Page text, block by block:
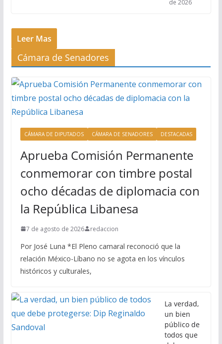
de 2026
Leer Mas
Cámara de Senadores
CÁMARA DE DIPUTADOS CÁMARA DE SENADORES DESTACADAS
Aprueba Comisión Permanente
conmemorar con timbre postal
ocho décadas de diplomacia con
la República Libanesa
7 de agosto de 2026 redaccion
Por José Luna *El Pleno camaral reconoció que la
relación México-Líbano no se agota en los vínculos
históricos y culturales,
La verdad,
un bien
público de
todos que